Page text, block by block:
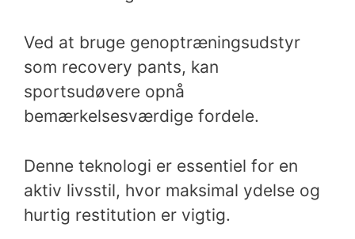
Ved at bruge genoptræningsudstyr
som recovery pants, kan
sportsudøvere opnå
bemærkelsesværdige fordele.
Denne teknologi er essentiel for en
aktiv livsstil, hvor maksimal ydelse og
hurtig restitution er vigtig.